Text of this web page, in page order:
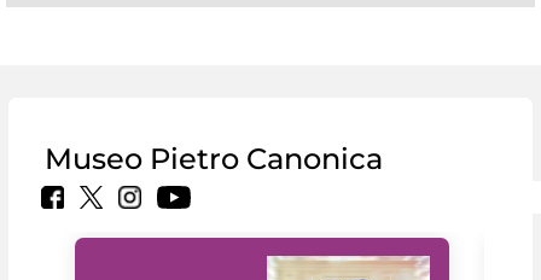
Museo Pietro Canonica